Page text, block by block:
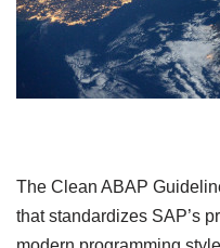
The Clean ABAP
that standardizes SAP’s